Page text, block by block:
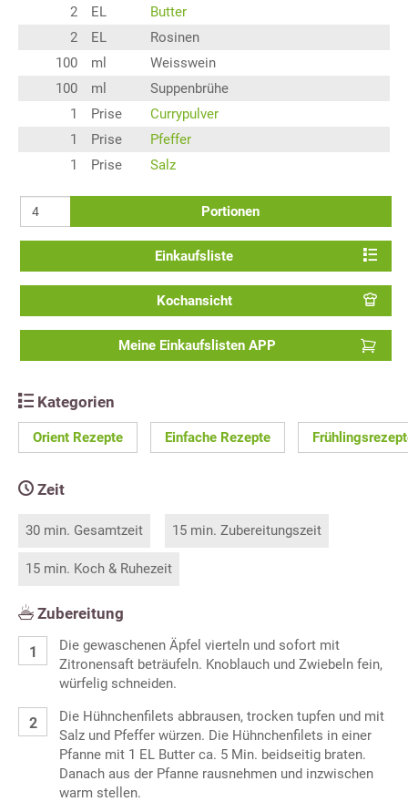
2
EL
Butter
2
EL
Rosinen
100
ml
Weisswein
100
ml
Suppenbrühe
1
Prise
Currypulver
1
Prise
Pfeffer
1
Prise Salz
Portionen
Einkaufsliste
Kochansicht
Meine Einkaufslisten APP
Kategorien
Orient Rezepte Einfache Rezepte
Zeit
30 min. Gesamtzeit 15 min. Zubereitungszeit
15 min. Koch & Ruhezeit
Zubereitung
Die gewaschenen Äpfel vierteln und sofort mit
Zitronensaft beträufeln. Knoblauch und Zwiebeln fein,
würfelig schneiden.
Die Hühnchenfilets abbrausen, trocken tupfen und mit
Salz und Pfeffer würzen. Die Hühnchenfilets in einer
Pfanne mit 1 EL Butter ca. 5 Min. beidseitig braten.
Danach aus der Pfanne rausnehmen und inzwischen
warm stellen.